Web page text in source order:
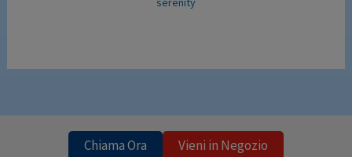
Chiama Ora Vieni in Negozio